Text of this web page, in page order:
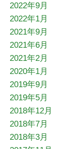
2022年9月
2022年1月
2021年9月
2021年6月
2021年2月
2020年1月
2019年9月
2019年5月
2018年12月
2018年7月
2018年3月